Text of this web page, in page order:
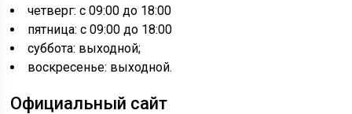
четверг: с 09:00 до 18:00
пятница: с 09:00 до 18:00
суббота: выходной;
воскресенье: выходной.
Официальный сайт